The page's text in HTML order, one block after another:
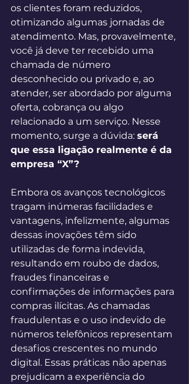
os clientes foram reduzidos,
otimizando algumas jornadas de
atendimento. Mas, provavelmente,
você já deve ter recebido uma
chamada de número
desconhecido ou privado e, ao
atender, ser abordado por alguma
oferta, cobrança ou algo
relacionado a um serviço. Nesse
momento, surge a dúvida: será
que essa ligação realmente é da
empresa “X”?
Embora os avanços tecnológicos
tragam inúmeras facilidades e
vantagens, infelizmente, algumas
dessas inovações têm sido
utilizadas de forma indevida,
resultando em roubo de dados,
fraudes financeiras e
confirmações de informações para
compras ilícitas. As chamadas
fraudulentas e o uso indevido de
números telefônicos representam
desafios crescentes no mundo
digital. Essas práticas não apenas
prejudicam a experiência do